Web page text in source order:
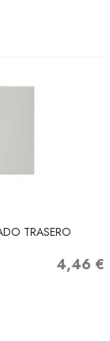
TRASERO
Precio
4,46 €